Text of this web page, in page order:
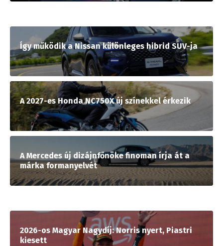
Így működik a Nissan különleges hibrid SUV-ja
A 2027-es Honda NC750X új színekkel érkezik
A Mercedes új dizájnfőnöke finoman írja át a
márka formanyelvét
2026-os Magyar Nagydíj: Norris nyert, Piastri
kiesett